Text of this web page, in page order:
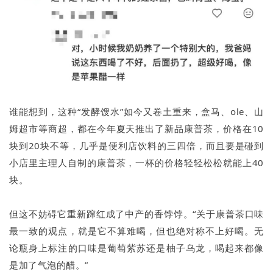
谁能想到，这种“发酵馊水”如今又卷土重来，盒马、ole、山
姆超市等商超，都在今年夏天推出了新品康普茶，价格在10
块到20块不等，几乎是便利店饮料的三四倍，而且要是碰到
小店里主理人自制的康普茶，一杯的价格轻轻松松就能上40
块。
但这不妨碍它重新蹿红成了中产的香饽饽。“关于康普茶口味
最一致的观点，就是它不算难喝，但也绝对称不上好喝。无
论瓶身上标注的口味是葡萄紫苏还是柚子乌龙，喝起来都像
是加了气泡的醋。”